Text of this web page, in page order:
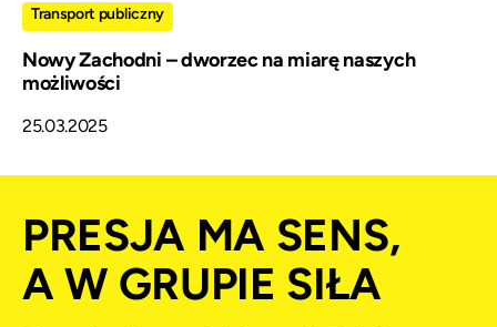
Transport publiczny
Nowy Zachodni – dworzec na miarę naszych
możliwości
25.03.2025
PRESJA MA SENS,
A W GRUPIE SIŁA